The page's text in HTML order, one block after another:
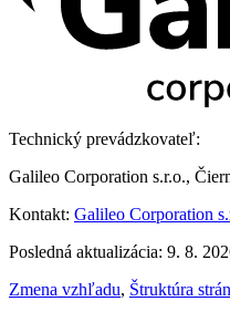
Technický prevádzkovateľ:
Galileo Corporation s.r.o.,
Kontakt: Galileo Corporation
Posledná aktualizácia: 9. 8.
Zmena vzhľadu, Štruktúra